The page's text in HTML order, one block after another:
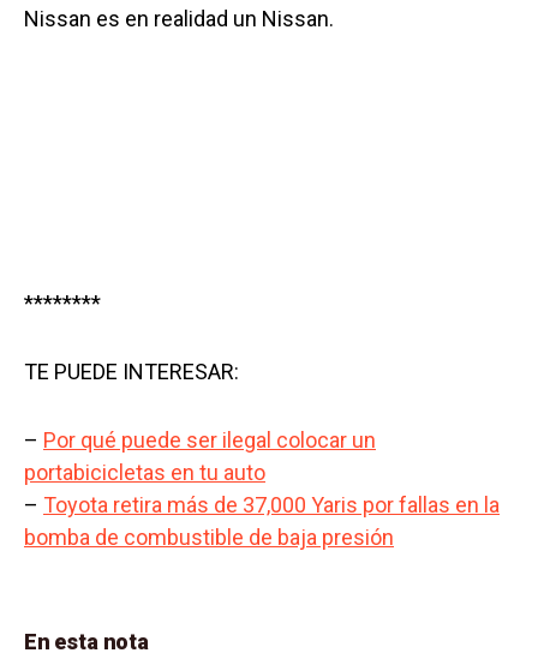
Nissan es en realidad un Nissan.
********
TE PUEDE INTERESAR:
– Por qué puede ser ilegal colocar un
portabicicletas en tu auto
– Toyota retira más de 37,000 Yaris por fallas en la
bomba de combustible de baja presión
En esta nota